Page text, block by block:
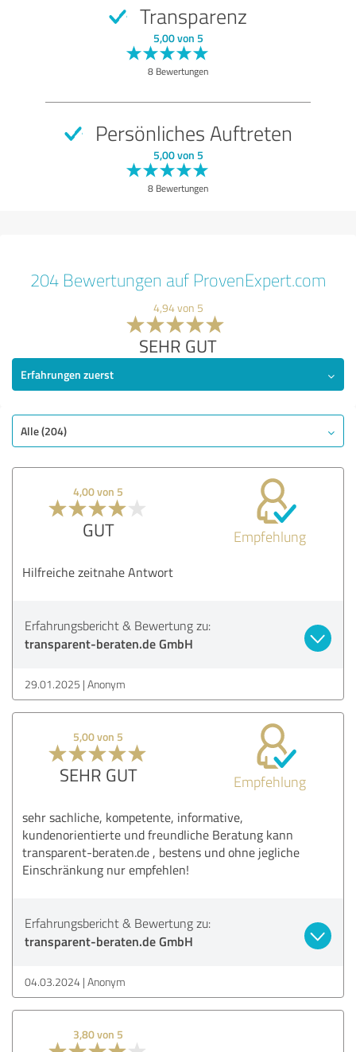
Transparenz
5,00 von 5
8 Bewertungen
Persönliches Auftreten
5,00 von 5
8 Bewertungen
204 Bewertungen auf ProvenExpert.com
4,94 von 5
SEHR GUT
Erfahrungen zuerst
Alle (204)
4,00 von 5
GUT Empfehlung
Hilfreiche zeitnahe Antwort
Erfahrungsbericht & Bewertung zu:
transparent-beraten.de GmbH
29.01.2025 Anonym
5,00 von 5
SEHR GUT Empfehlung
sehr sachliche, kompetente, informative,
kundenorientierte und freundliche Beratung kann
transparent-beraten.de , bestens und ohne jegliche
Einschränkung nur empfehlen!
Erfahrungsbericht & Bewertung zu:
transparent-beraten.de GmbH
04.03.2024 Anonym
3,80 von 5